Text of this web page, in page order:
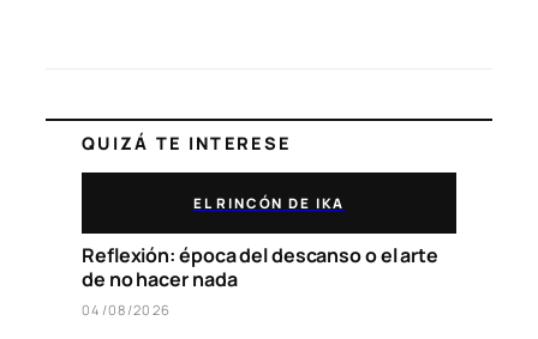
QUIZÁ TE INTERESE
EL RINCÓN DE IKA
Reflexión: época del descanso o el arte
de no hacer nada
04/08/2026